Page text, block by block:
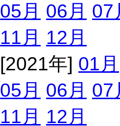
05月 06月 07
11月 12月
[2021年] 01月
05月 06月 07
11月 12月